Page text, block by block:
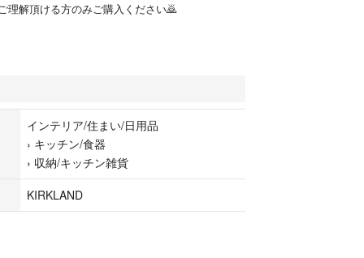
理解頂ける方のみご購入ください🙇
インテリア/住まい/日用品
› キッチン/食器
› 収納/キッチン雑貨
KIRKLAND